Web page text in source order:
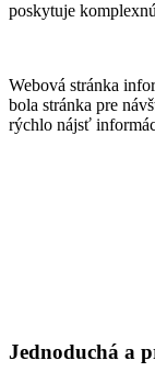
poskytuje
Webová stránka
bola stránka pre
rýchlo nájsť
Jednoduchá a